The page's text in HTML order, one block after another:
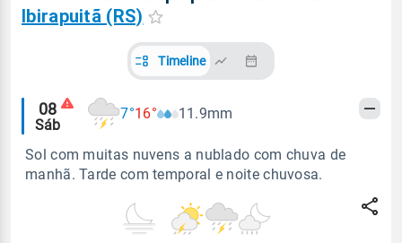
Ibirapuitã (RS)
Timeline
Alertas
meteorológicos
08
Sáb
7°16° 11.9mm
Sol com muitas nuvens a nublado com chuva de
manhã. Tarde com temporal e noite chuvosa.